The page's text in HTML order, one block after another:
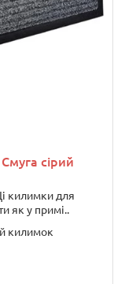
сірий
килимки для
як у примі..
килимок